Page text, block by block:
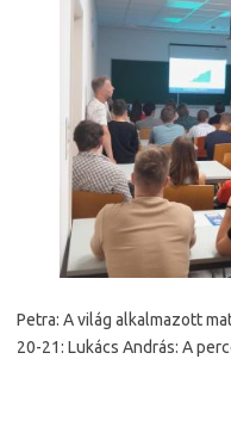
Petra: A világ alkalmazott
20-21: Lukács András: A